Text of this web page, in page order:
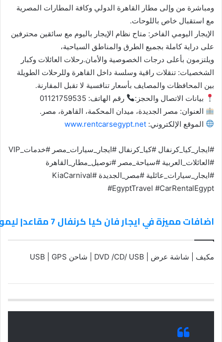
ومباشرة من وإلى مطار القاهرة الدولي وكافة المطارات المصرية
مع استقبال خاص باللوحات.
الإيجار اليومي الفاخر: متاح نظام الإيجار باليوم مع سائقين محترفين
على دراية كاملة بجميع الطرق والمناطق السياحية،
ويلتزمون بأعلى درجات الخصوصية والأمان.رحلات العائلات وكبار
الشخصيات: تنقلات راقية وسلسة داخل القاهرة وللرحلات الطويلة
بين المحافظات والمصايف بأسعار تنافسية لا تقبل المقارنة.
بيانات الاتصال والحجز:
رقم الهاتف: 01121759535
العنوان: مصر الجديدة، ميدان المحكمة، القاهرة، مصر.
الموقع الإلكتروني:www.rentcarsegypt.net
#ايجار_كيا_كرنفال #كيا_كرنفال #ايجار_سيارات_مصر #خدمات_VIP
#العائلات_العربية #سياحة_مصر #توصيل_مطار_القاهرة
#ايجار_سيارات_عائلية #مصر_الجديدة #KiaCarnival
#EgyptTravel #CarRentalEgypt
اضافات مميزة في ايجار فان كيا كرنفال 7 مقاعد| ليموزين vip
مكيف | شاشة عرض | DVD /CD/ USB | شاحن USB | GPS